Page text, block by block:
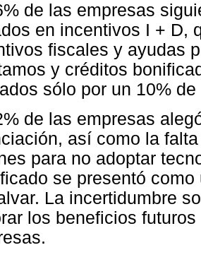
de las empresas
en incentivos I + D,
fiscales y ayudas
y créditos
sólo por un 10%
de las empresas
así como la
para no adoptar
se presentó
La incertidumbre
los beneficios